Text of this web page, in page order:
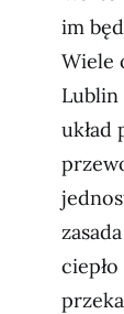
im
Wiele
układ